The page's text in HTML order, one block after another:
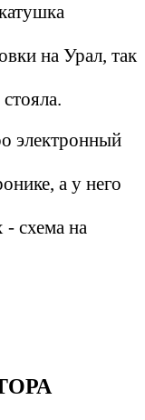
на Урал, так
электронный
а у него
- схема на